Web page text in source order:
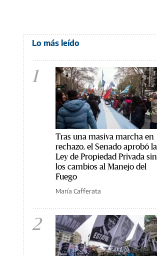
Lo más leído
1
Tras una masiva marcha en
rechazo, el Senado aprobó la
Ley de Propiedad Privada sin
los cambios al Manejo del
Fuego
María Cafferata
2